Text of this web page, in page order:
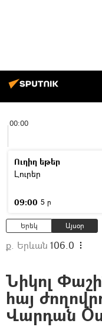
00:00
Ուղիղ եթեր
Լուրեր
09:00 5 ր
Երեկ Այսօր
ք. Երևան 106.0
Նիկոլ
հայ
Վարդան